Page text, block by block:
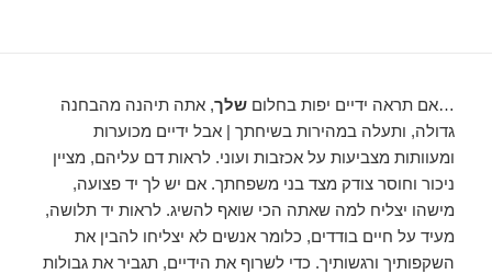
…אם תראה ידיים יפות בחלוםשלך, אתה תיהנה מהבחנה
גדולה, ותעלה במהירות בשיחתך | אבל ידיים מכוערות
ומעוותות מצביעות על אכזבות ועוני. לראות דם עליהם, מציין
ניכור וחוסר צודק מצד בני משפחתך. אם יש לך יד פצועה,
מישהו יצליח למה שאתה הכי שואף להשיג. לראות יד תלושה,
מעיד על חיים בודדים, כלומר אנשים לא יצליחו להבין את
השקפותיך ורגשותיך. כדי לשרוף את הידיים, תגביר את גבולות